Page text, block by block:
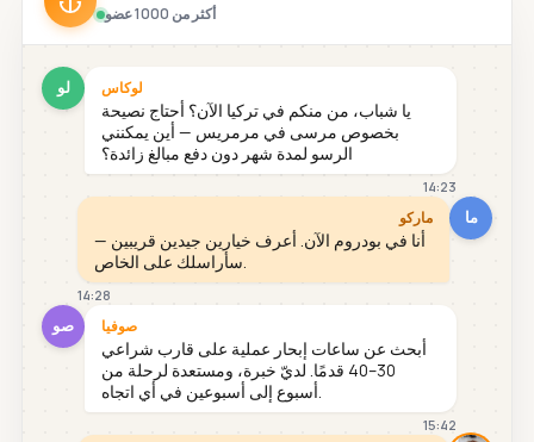
أكثر من 1000 عضو
لو لوكاس
يا شباب، من منكم في تركيا الآن؟ أحتاج نصيحة
بخصوص مرسى في مرمريس — أين يمكنني
الرسو لمدة شهر دون دفع مبالغ زائدة؟
14:23
ما ماركو
أنا في بودروم الآن. أعرف خيارين جيدين قريبين —
سأراسلك على الخاص.
14:28
صو صوفيا
أبحث عن ساعات إبحار عملية على قارب شراعي
30–40 قدمًا. لديّ خبرة، ومستعدة لرحلة من
أسبوع إلى أسبوعين في أي اتجاه.
15:42